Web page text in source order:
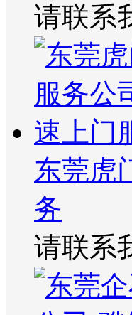
请联系
东莞虎
务
请联系